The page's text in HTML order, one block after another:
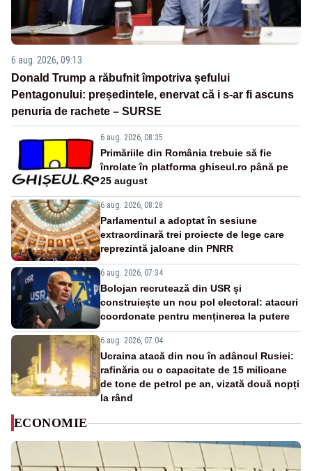
6 aug. 2026, 09:13
Donald Trump a răbufnit împotriva șefului
Pentagonului: președintele, enervat că i s-ar fi ascuns
penuria de rachete – SURSE
6 aug. 2026, 08:35
Primăriile din România trebuie să fie
înrolate în platforma ghiseul.ro până pe
25 august
6 aug. 2026, 08:28
Parlamentul a adoptat în sesiune
extraordinară trei proiecte de lege care
reprezintă jaloane din PNRR
6 aug. 2026, 07:34
Bolojan recrutează din USR și
construiește un nou pol electoral: atacuri
coordonate pentru menținerea la putere
6 aug. 2026, 07:04
Ucraina atacă din nou în adâncul Rusiei:
rafinăria cu o capacitate de 15 milioane
de tone de petrol pe an, vizată două nopți
la rând
ECONOMIE